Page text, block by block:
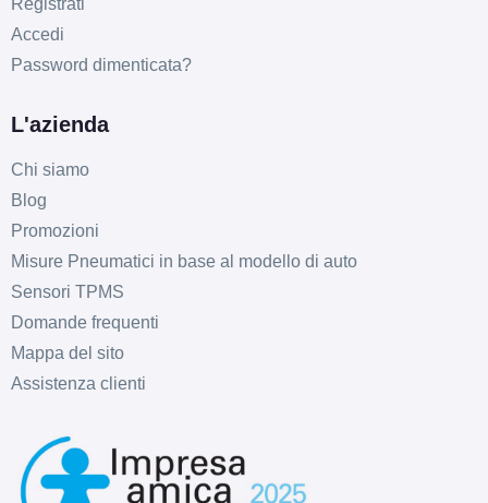
D
Registrati
Accedi
Password dimenticata?
L'azienda
Chi siamo
Blog
Promozioni
Misure Pneumatici in base al modello di auto
Sensori TPMS
Domande frequenti
Mappa del sito
Assistenza clienti